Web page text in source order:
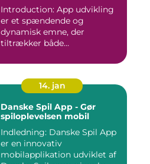
Introduction: App udvikling
er et spændende og
dynamisk emne, der
tiltrækker både
14. jan
Danske Spil App - Gør
spiloplevelsen mobil
Indledning: Danske Spil App
er en innovativ
mobilapplikation udviklet af